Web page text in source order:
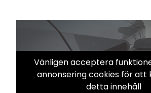
Vänligen acceptera
annonsering cookies för att
detta innehåll